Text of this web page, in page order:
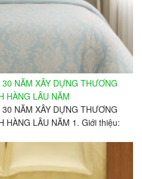
NĂM XÂY DỰNG THƯƠNG
HÀNG LÂU NĂM
NĂM XÂY DỰNG THƯƠNG
HÀNG LÂU NĂM 1. Giới thiệu: